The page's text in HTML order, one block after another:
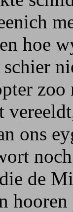
hoe
schier
zoo
ons
de